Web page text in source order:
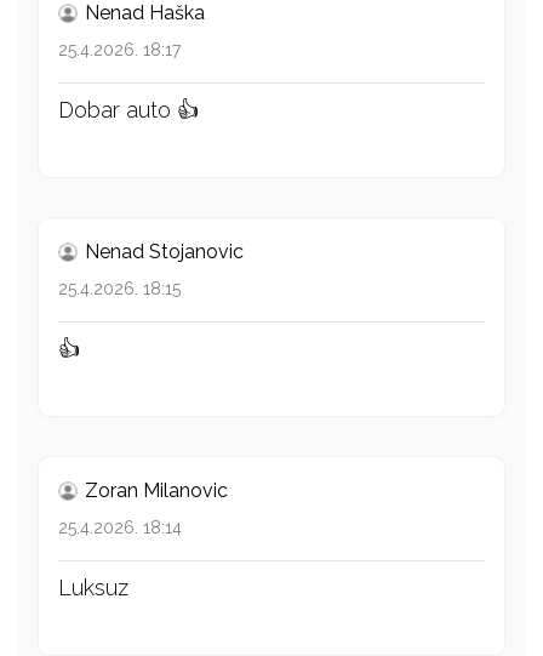
Nenad Haška
25.4.2026. 18:17
Dobar auto 👍
Nenad Stojanovic
25.4.2026. 18:15
👍
Zoran Milanovic
25.4.2026. 18:14
Luksuz